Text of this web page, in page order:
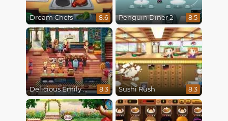
Dream Chefs 8.6 Penguin Diner 2 8.5
Delicious Emily New Beginning 8.3 Sushi Rush 8.3